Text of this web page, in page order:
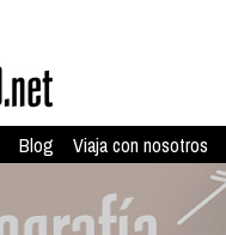
Blog Viaja con nosotros